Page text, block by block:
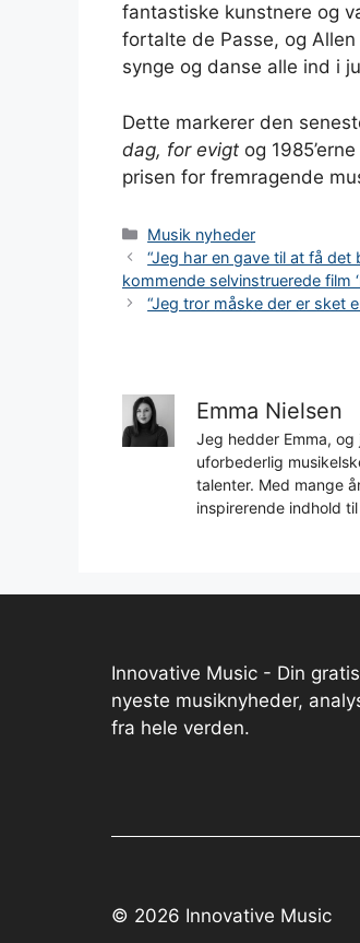
fantastiske kunstnere og
fortalte de Passe, og
synge og danse alle ind i
Dette markerer den
dag, for evigt og 1985’erne
prisen for fremragende
Kategorier
Musik nyheder
“Jeg har en gave til at få det
kommende selvinstruerede film
“Jeg tror måske der er sket
Emma Nielsen
Jeg hedder Emma,
uforbederlig
talenter. Med mange
inspirerende indhold
Innovative Music - Din
nyeste musiknyheder,
fra hele verden.
© 2026 Innovative Music